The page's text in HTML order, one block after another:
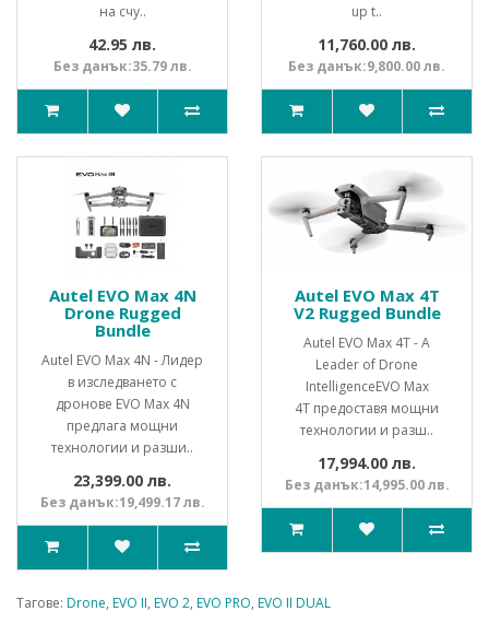
на счу..
42.95 лв.
Без данък:35.79 лв.
up t..
11,760.00 лв.
Без данък:9,800.00 лв.
Autel EVO Max 4N
Drone Rugged
Bundle
Autel EVO Max 4N - Лидер
в изследването с
дронове EVO Max 4N
предлага мощни
технологии и разши..
23,399.00 лв.
Без данък:19,499.17 лв.
Autel EVO Max 4T
V2 Rugged Bundle
Autel EVO Max 4T - A
Leader of Drone
Intelligence EVO Max
4T предоставя мощни
технологии и разш..
17,994.00 лв.
Без данък:14,995.00 лв.
Тагове: Drone, EVO II, EVO 2, EVO PRO, EVO II DUAL